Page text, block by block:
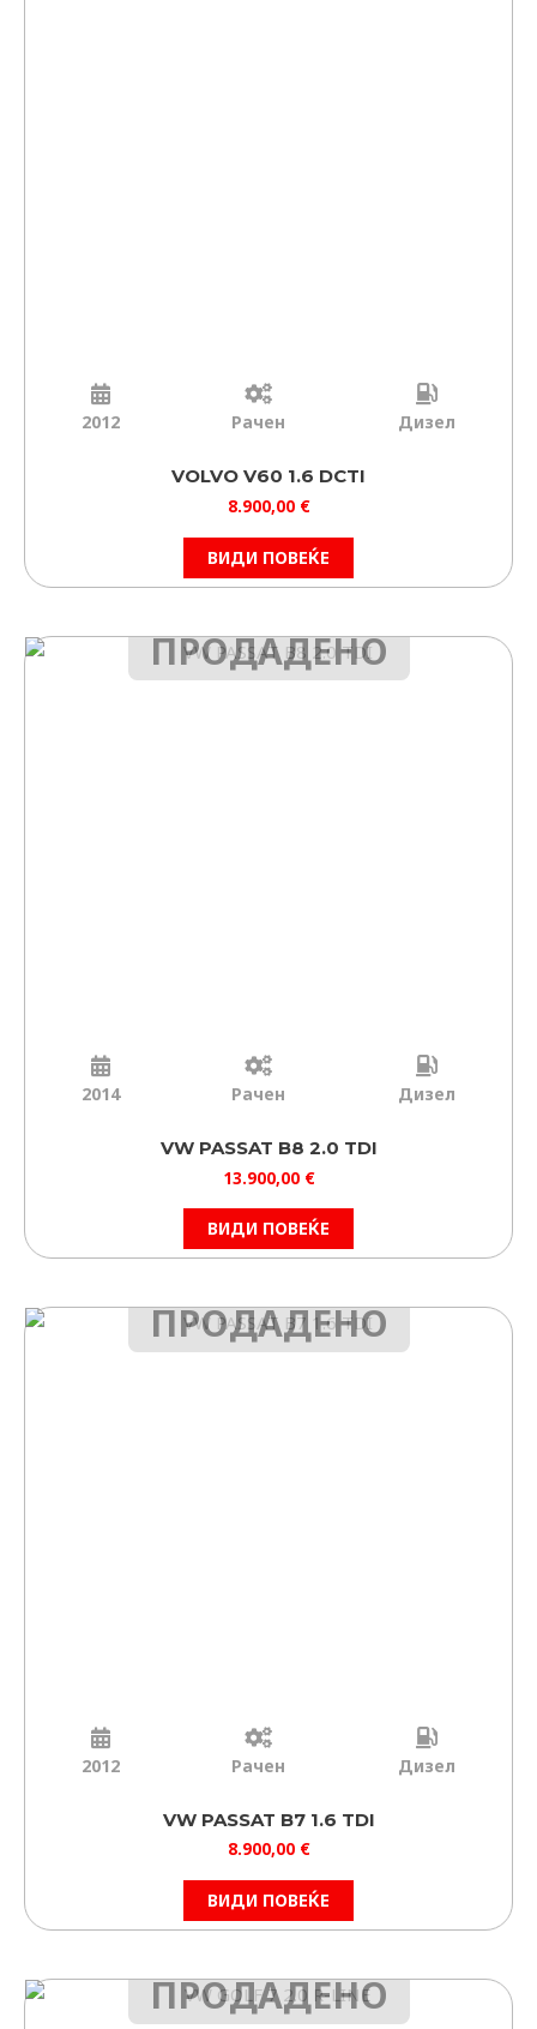
2012 Рачен Дизел
VOLVO V60 1.6 DCTI
8.900,00 €
ВИДИ ПОВЕЌЕ
ПРОДАДЕНО
2014 Рачен Дизел
VW PASSAT B8 2.0 TDI
13.900,00 €
ВИДИ ПОВЕЌЕ
ПРОДАДЕНО
2012 Рачен Дизел
VW PASSAT B7 1.6 TDI
8.900,00 €
ВИДИ ПОВЕЌЕ
ПРОДАДЕНО